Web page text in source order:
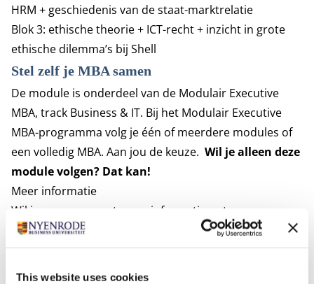
This website uses cookies
HRM + geschiedenis van de staat-marktrelatie
Blok 3: ethische theorie + ICT-recht + inzicht in grote
ethische dilemma’s bij Shell
Stel zelf je MBA samen
De module is onderdeel van de Modulair Executive
MBA, track Business & IT. Bij het Modulair Executive
MBA-programma volg je één of meerdere modules of
een volledig MBA. Aan jou de keuze. Wil je alleen deze
module volgen? Dat kan!
Meer informatie
Wil je nog graag wat meer informatie ontvangen over
de module en het modulaire MBA-programma,
download dan de brochure of meld je aan voor een
belevingssessie. Daar kan je op je gemak ontdekken